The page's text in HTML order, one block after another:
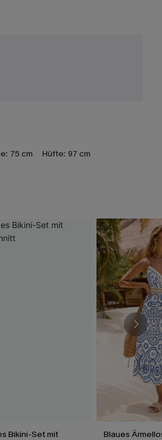
75 cm Hüfte: 97 cm
Bikini-Set mit
Blaues